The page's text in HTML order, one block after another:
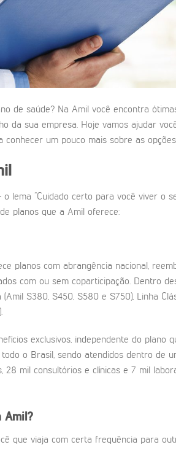
de saúde? Na Amil você encontra
da sua empresa. Hoje vamos ajudar
um pouco mais sobre as opções
lema “Cuidado certo para você viver o
planos que a Amil oferece:
planos com abrangência nacional,
com ou sem coparticipação. Dentro
S380, S450, S580 e S750), Linha
exclusivos, independente do plano
o Brasil, sendo atendidos dentro de
28 mil consultórios e clínicas e 7 mil
Amil?
que viaja com certa frequência para